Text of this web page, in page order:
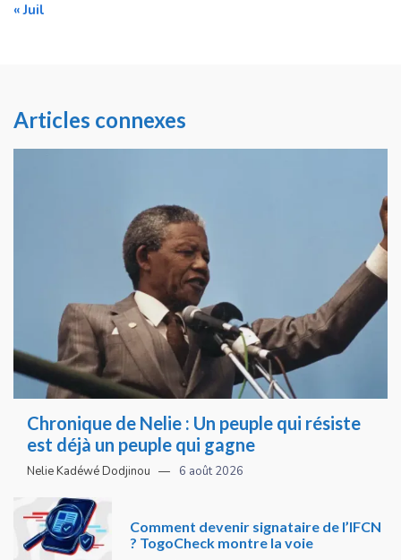
« Juil
Articles connexes
Chronique de Nelie : Un peuple qui résiste
est déjà un peuple qui gagne
Nelie Kadéwé Dodjinou 6 août 2026
Comment devenir signataire de l’IFCN
? TogoCheck montre la voie